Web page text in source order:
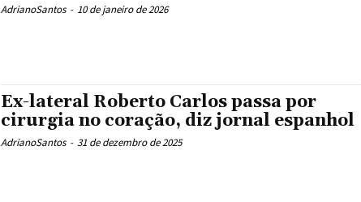
AdrianoSantos - 10 de janeiro de 2026
Ex-lateral Roberto Carlos passa por
cirurgia no coração, diz jornal espanhol
AdrianoSantos - 31 de dezembro de 2025